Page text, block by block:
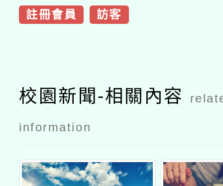
註冊會員 訪客
校園新聞-相關內容
information